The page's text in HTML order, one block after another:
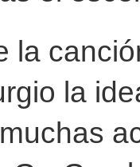
la
la